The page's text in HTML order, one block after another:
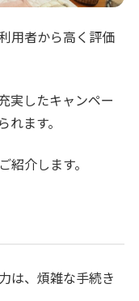
用者から高く評価
実したキャンペー
ます。
介します。
は、煩雑な手続き